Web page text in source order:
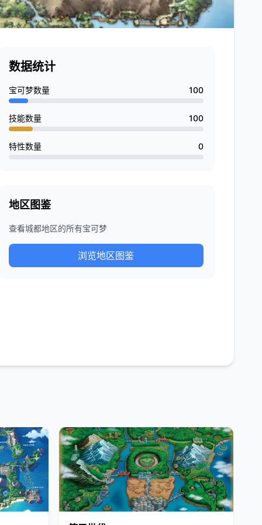
数据统计
宝可梦数量 100
技能数量 100
特性数量 0
地区图鉴
查看城都地区的所有宝可梦
浏览地区图鉴